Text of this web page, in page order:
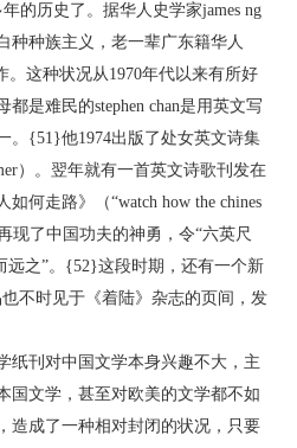
的历史了。据华人史学家james ng
种种族主义，老一辈广东籍华人
。这种状况从1970年代以来有所好
是难民的stephen chan是用英文写
。{51}他1974出版了处女英文诗集
）。翌年就有一首英文诗歌刊发在
如何走路》（“watch how the chines
现了中国功夫的神勇，令“六英尺
远之”。{52}这段时期，还有一个新
不时见于《着陆》杂志的页间，发
刊对中国文学本身兴趣不大，主
国文学，甚至对欧美的文学都不如
造成了一种相对封闭的状况，只要